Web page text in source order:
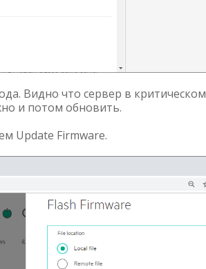
Видно что сервер в критическом
и потом обновить.
Update Firmware.